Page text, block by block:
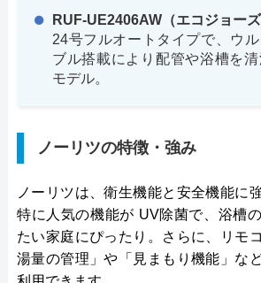
RUF-UE2406AW（エコジョーズ
24号フルオートタイプで、ウ
ブル搭載により配管や浴槽を
モデル。
ノーリツの特徴・強み
ノーリツは、衛生機能と安全機能に
特に人気の機能が UV除菌で、浴槽
たい家庭にぴったり。さらに、リモ
湯量の管理」や「見まもり機能」な